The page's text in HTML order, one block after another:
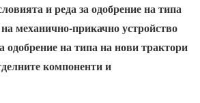
и реда за одобрение на типа
механично-прикачно устройство
одобрение на типа на нови трактори
компоненти и